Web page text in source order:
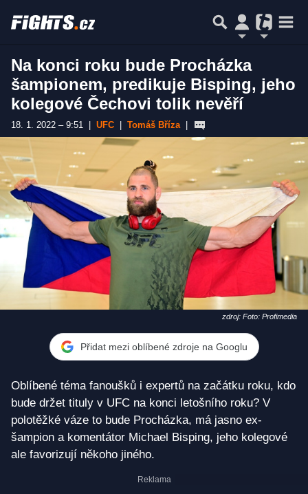
Na konci roku bude Procházka
šampionem, predikuje Bisping, jeho
kolegové Čechovi tolik nevěří
18. 1. 2022 – 9:51 UFC Tomáš Bříza
zdroj: Foto: Profimedia
Přidat mezi oblíbené zdroje na Googlu
Oblíbené téma fanoušků i expertů na začátku roku, kdo
bude držet tituly v UFC na konci letošního roku? V
polotěžké váze to bude Procházka, má jasno ex-
šampion a komentátor Michael Bisping, jeho kolegové
ale favorizují někoho jiného.